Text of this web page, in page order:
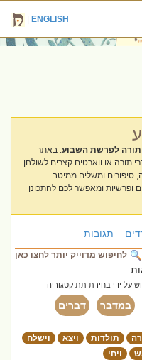
ENGLISH
תורה לפרשת השבוע. באתר
תורה או ווארטים קצרים לשולחן
ומשלים ממיטב
ופרשיות ומאפשר לכם להתכונן
תגובות
לחיפוש מדוייק יותר לחצו כאן
על ידי בחירת תת קטגוריה
במדבר דברים
תולדות ויצא
וישלח
ויחי